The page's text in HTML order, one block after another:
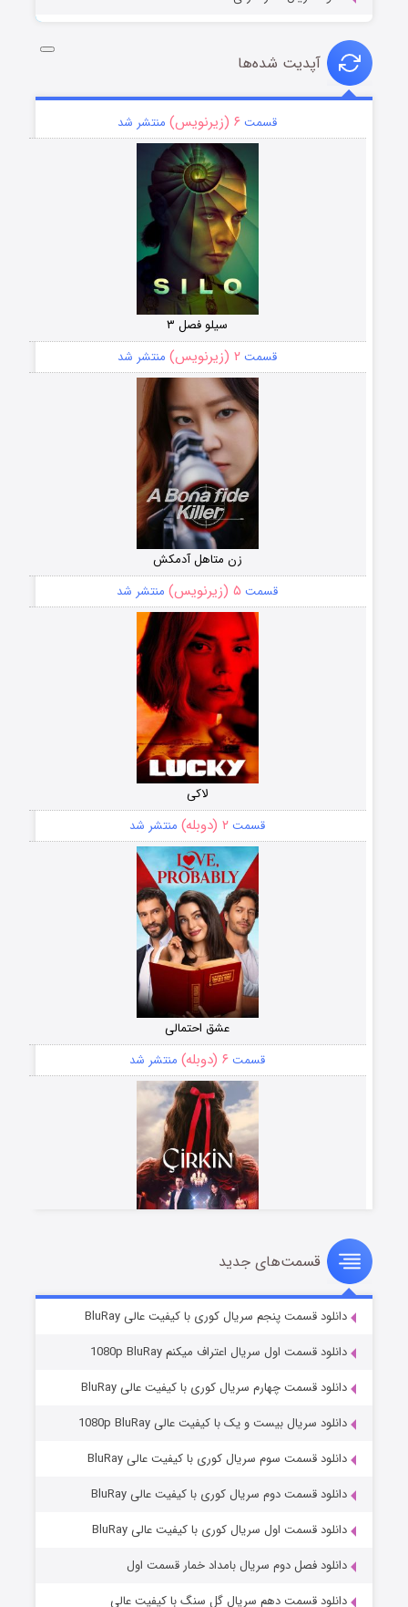
آپدیت شده‌ها
قسمت ۶ (زیرنویس) منتشر شد
سیلو فصل ۳
قسمت ۲ (زیرنویس) منتشر شد
زن متاهل آدمکش
قسمت ۵ (زیرنویس) منتشر شد
لاکی
قسمت ۲ (دوبله) منتشر شد
عشق احتمالی
قسمت ۶ (دوبله) منتشر شد
سریال زشت
قسمت۵ (زیرنویس) منتشر شد
وستی ها
قسمت۱ (زیرنویس) منتشر شد
قسمت‌های جدید
دانلود قسمت پنجم سریال کوری با کیفیت عالی BluRay
دانلود قسمت اول سریال اعتراف میکنم 1080p BluRay
دانلود قسمت چهارم سریال کوری با کیفیت عالی BluRay
دانلود سریال بیست و یک با کیفیت عالی 1080p BluRay
دانلود قسمت سوم سریال کوری با کیفیت عالی BluRay
دانلود قسمت دوم سریال کوری با کیفیت عالی BluRay
دانلود قسمت اول سریال کوری با کیفیت عالی BluRay
دانلود فصل دوم سریال بامداد خمار قسمت اول
دانلود قسمت دهم سریال گل سنگ با کیفیت عالی